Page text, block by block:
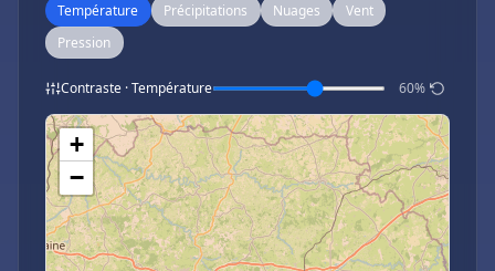
Température Précipitations Nuages
Vent
Pression
Contraste · Température 60%
+
−